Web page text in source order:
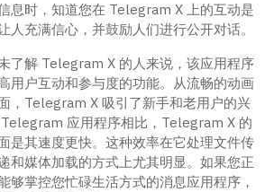
息时，知道您在 Telegram X 上的互动是
人充满信心，并鼓励人们进行公开对话。
了解 Telegram X 的人来说，该应用程序
用户互动和参与度的功能。从流畅的动画
，Telegram X 吸引了新手和老用户的兴
应用程序相比，Telegram X 的
是其速度更快。这种效率在它处理文件传
和媒体加载的方式上尤其明显。如果您正
够掌控您忙碌生活方式的消息应用程序，